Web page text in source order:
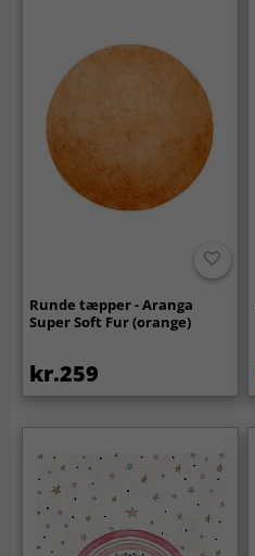
Runde tæpper - Aranga
Super Soft Fur (orange)
kr.259